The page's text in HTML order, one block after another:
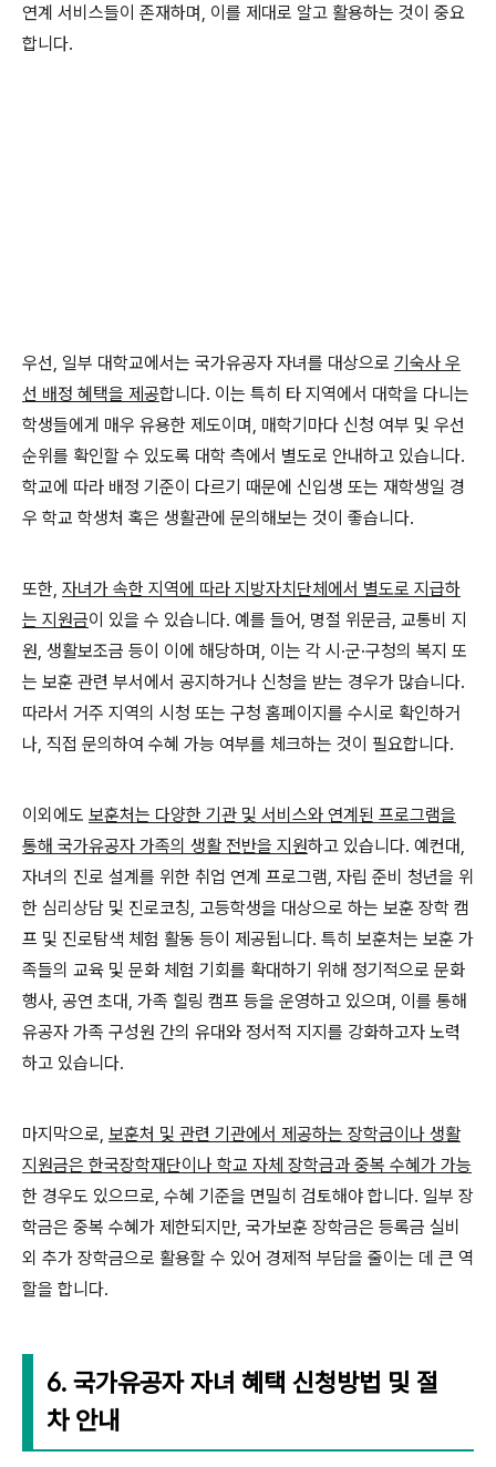
연계 서비스들이 존재하며, 이를 제대로 알고 활용하는 것이 중요
합니다.
우선, 일부 대학교에서는 국가유공자 자녀를 대상으로 기숙사 우
선 배정 혜택을 제공합니다. 이는 특히 타 지역에서 대학을 다니는
학생들에게 매우 유용한 제도이며, 매학기마다 신청 여부 및 우선
순위를 확인할 수 있도록 대학 측에서 별도로 안내하고 있습니다.
학교에 따라 배정 기준이 다르기 때문에 신입생 또는 재학생일 경
우 학교 학생처 혹은 생활관에 문의해보는 것이 좋습니다.
또한, 자녀가 속한 지역에 따라 지방자치단체에서 별도로 지급하
는 지원금이 있을 수 있습니다. 예를 들어, 명절 위문금, 교통비 지
원, 생활보조금 등이 이에 해당하며, 이는 각 시·군·구청의 복지 또
는 보훈 관련 부서에서 공지하거나 신청을 받는 경우가 많습니다.
따라서 거주 지역의 시청 또는 구청 홈페이지를 수시로 확인하거
나, 직접 문의하여 수혜 가능 여부를 체크하는 것이 필요합니다.
이외에도 보훈처는 다양한 기관 및 서비스와 연계된 프로그램을
통해 국가유공자 가족의 생활 전반을 지원하고 있습니다. 예컨대,
자녀의 진로 설계를 위한 취업 연계 프로그램, 자립 준비 청년을 위
한 심리상담 및 진로코칭, 고등학생을 대상으로 하는 보훈 장학 캠
프 및 진로탐색 체험 활동 등이 제공됩니다. 특히 보훈처는 보훈 가
족들의 교육 및 문화 체험 기회를 확대하기 위해 정기적으로 문화
행사, 공연 초대, 가족 힐링 캠프 등을 운영하고 있으며, 이를 통해
유공자 가족 구성원 간의 유대와 정서적 지지를 강화하고자 노력
하고 있습니다.
마지막으로, 보훈처 및 관련 기관에서 제공하는 장학금이나 생활
지원금은 한국장학재단이나 학교 자체 장학금과 중복 수혜가 가능
한 경우도 있으므로, 수혜 기준을 면밀히 검토해야 합니다. 일부 장
학금은 중복 수혜가 제한되지만, 국가보훈 장학금은 등록금 실비
외 추가 장학금으로 활용할 수 있어 경제적 부담을 줄이는 데 큰 역
할을 합니다.
6. 국가유공자 자녀 혜택 신청방법 및 절
차 안내